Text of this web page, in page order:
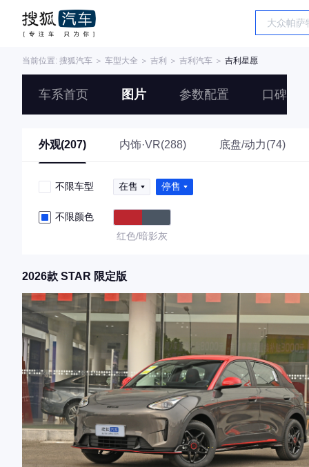
当前位置: 搜狐汽车 ＞ 车型大全 ＞ 吉利 ＞ 吉利汽车 ＞ 吉利星愿
车系首页 图片 参数配置 口碑
外观(207) 内饰·VR(288) 底盘/动力(74)
不限车型 在售 停售
不限颜色
红色/暗影灰
2026款 STAR 限定版